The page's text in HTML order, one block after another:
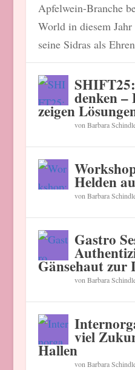
Apfelwein-Branche
World in diesem
seine Sidras als
denken
zeigen
von Barbara
Helden
von Barbara
Gastro
Gänsehaut zur
von Barbara
viel
Hallen
von Barbara